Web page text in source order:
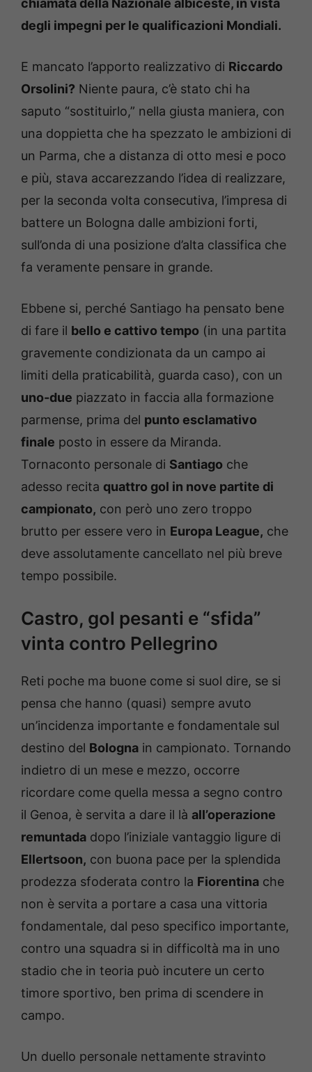
degli impegni per le qualificazioni Mondiali.
E mancato l’apporto realizzativo di Riccardo
Orsolini? Niente paura, c’è stato chi ha
saputo “sostituirlo,” nella giusta maniera, con
una doppietta che ha spezzato le ambizioni di
un Parma, che a distanza di otto mesi e poco
e più, stava accarezzando l’idea di realizzare,
per la seconda volta consecutiva, l’impresa di
battere un Bologna dalle ambizioni forti,
sull’onda di una posizione d’alta classifica che
fa veramente pensare in grande.
Ebbene si, perché Santiago ha pensato bene
di fare il bello e cattivo tempo (in una partita
gravemente condizionata da un campo ai
limiti della praticabilità, guarda caso), con un
uno-due piazzato in faccia alla formazione
parmense, prima del punto esclamativo
finale posto in essere da Miranda.
Tornaconto personale di Santiago che
adesso recita quattro gol in nove partite di
campionato, con però uno zero troppo
brutto per essere vero in Europa League, che
deve assolutamente cancellato nel più breve
tempo possibile.
Castro, gol pesanti e “sfida”
vinta contro Pellegrino
Reti poche ma buone come si suol dire, se si
pensa che hanno (quasi) sempre avuto
un’incidenza importante e fondamentale sul
destino del Bologna in campionato. Tornando
indietro di un mese e mezzo, occorre
ricordare come quella messa a segno contro
il Genoa, è servita a dare il là all’operazione
remuntada dopo l’iniziale vantaggio ligure di
Ellertsoon, con buona pace per la splendida
prodezza sfoderata contro la Fiorentina che
non è servita a portare a casa una vittoria
fondamentale, dal peso specifico importante,
contro una squadra si in difficoltà ma in uno
stadio che in teoria può incutere un certo
timore sportivo, ben prima di scendere in
campo.
Un duello personale nettamente stravinto